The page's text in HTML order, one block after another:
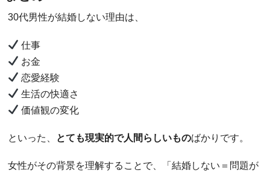
30代男性が結婚しない理由は、
仕事
お金
恋愛経験
生活の快適さ
価値観の変化
といった、 とても現実的で人間らしいものばかりです。
女性がその背景を理解することで、「結婚しない＝問題が